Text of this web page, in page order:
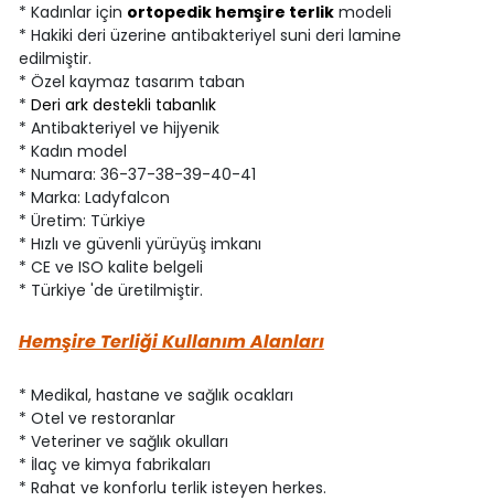
* Kadınlar için ortopedik hemşire terlikmodeli
* Hakiki deri üzerine antibakteriyel suni deri lamine
edilmiştir.
* Özel kaymaz tasarım taban
* Deri ark destekli tabanlık
* Antibakteriyel ve hijyenik
* Kadın model
* Numara: 36-37-38-39-40-41
* Marka: Ladyfalcon
* Üretim: Türkiye
* Hızlı ve güvenli yürüyüş imkanı
* CE ve ISO kalite belgeli
* Türkiye 'de üretilmiştir.
Hemşire Terliği Kullanım Alanları
* Medikal, hastane ve sağlık ocakları
* Otel ve restoranlar
* Veteriner ve sağlık okulları
* İlaç ve kimya fabrikaları
* Rahat ve konforlu terlik isteyen herkes.